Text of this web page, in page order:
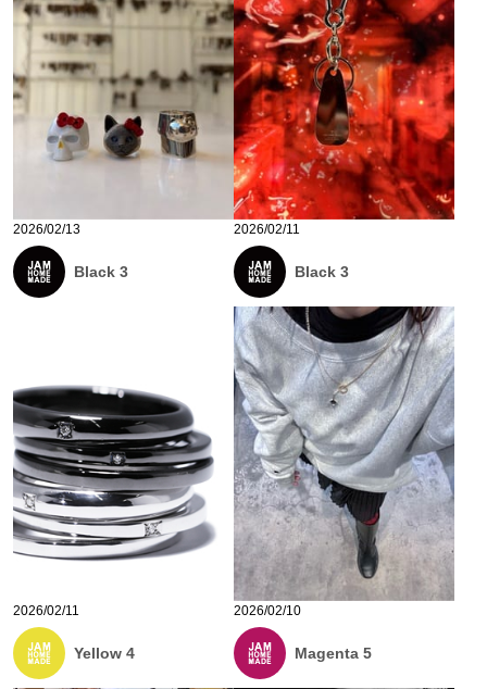
2026/02/13
Black 3
2026/02/11
Black 3
2026/02/11
Yellow 4
2026/02/10
Magenta 5